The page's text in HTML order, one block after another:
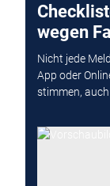
wegen
Nicht jede
App oder
stimmen, auch